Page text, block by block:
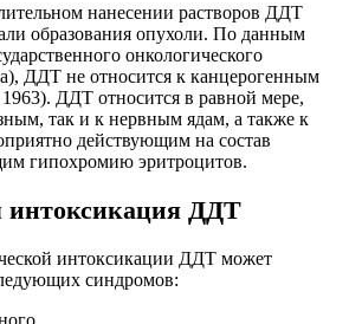
нанесении растворов ДДТ
образования опухоли. По данным
онкологического
ДДТ не относится к канцерогенным
ДДТ относится в равной мере,
так и к нервным ядам, а также к
действующим на состав
гипохромию эритроцитов.
интоксикация ДДТ
интоксикации ДДТ может
синдромов: